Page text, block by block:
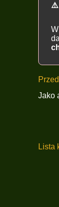
⚠️
Jako
Lista